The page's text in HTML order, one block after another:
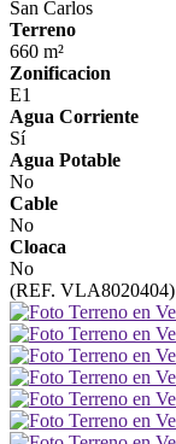
San Carlos
Terreno
660 m²
Zonificacion
E1
Agua Corriente
Sí
Agua Potable
No
Cable
No
Cloaca
No
(REF. VLA8020404)